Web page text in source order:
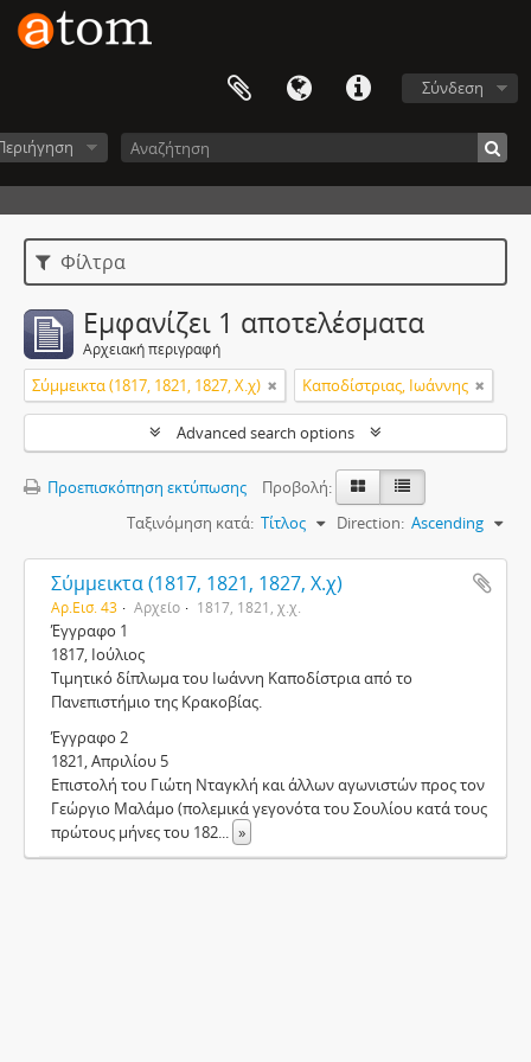
Σύνδεση
Φίλτρα
Εμφανίζει 1 αποτελέσματα
Αρχειακή περιγραφή
Σύμμεικτα (1817, 1821, 1827, Χ.χ) Καποδίστριας, Ιωάννης
Advanced search options
Προεπισκόπηση εκτύπωσης
Προβολή:
Ταξινόμηση κατά: Τίτλος Direction: Ascending
Σύμμεικτα (1817, 1821, 1827, Χ.χ)
Αρ.Εισ. 43 Αρχείο 1817, 1821, χ.χ.
Έγγραφο 1
1817, Ιούλιος
Τιμητικό δίπλωμα του Ιωάννη Καποδίστρια από το
Πανεπιστήμιο της Κρακοβίας.
Έγγραφο 2
1821, Απριλίου 5
Επιστολή του Γιώτη Νταγκλή και άλλων αγωνιστών προς τον
Γεώργιο Μαλάμο (πολεμικά γεγονότα του Σουλίου κατά τους
πρώτους μήνες του 182... »